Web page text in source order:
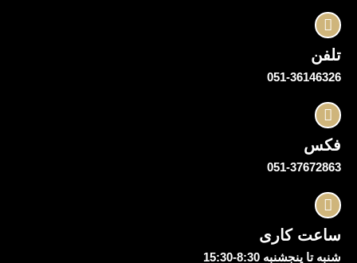
تلفن
051-36146326
فکس
051-37672863
ساعت کاری
شنبه تا پنجشنبه 8:30-15:30